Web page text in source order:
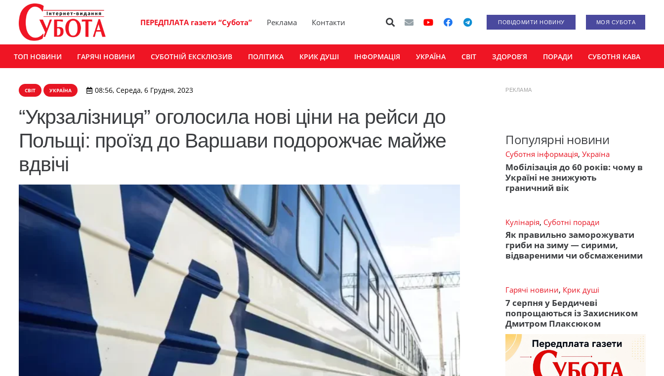
ПЕРЕДПЛАТА газети “Субота” Реклама Контакти ПОВІДОМИТИ НОВИНУ МОЯ СУБОТА
ТОП НОВИНИ ГАРЯЧІ НОВИНИ СУБОТНІЙ ЕКСКЛЮЗИВ ПОЛІТИКА КРИК ДУШІ ІНФОРМАЦІЯ УКРАЇНА СВІТ ЗДОРОВ’Я ПОРАДИ СУБОТНЯ КАВА
СВІТ УКРАЇНА 08:56, Середа, 6 Грудня, 2023
“Укрзалізниця” оголосила нові ціни на рейси до
Польщі: проїзд до Варшави подорожчає майже
вдвічі
РЕКЛАМА
Популярні новини
Суботня інформація, Україна
Мобілізація до 60 років: чому в
Україні не знижують
граничний вік
Кулінарія, Суботні поради
Як правильно заморожувати
гриби на зиму — сирими,
відвареними чи обсмаженими
Гарячі новини, Крик душі
7 серпня у Бердичеві
попрощаються із Захисником
Дмитром Плаксюком